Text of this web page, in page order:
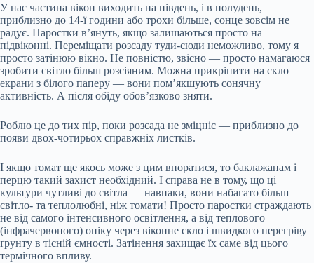
У нас частина вікон виходить на південь, і в полудень,
приблизно до 14-ї години або трохи більше, сонце зовсім не
радує. Паростки в’януть, якщо залишаються просто на
підвіконні. Переміщати розсаду туди-сюди неможливо, тому я
просто затінюю вікно. Не повністю, звісно — просто намагаюся
зробити світло більш розсіяним. Можна прикріпити на скло
екрани з білого паперу — вони пом’якшують сонячну
активність. А після обіду обов’язково зняти.
Роблю це до тих пір, поки розсада не зміцніє — приблизно до
появи двох-чотирьох справжніх листків.
І якщо томат ще якось може з цим впоратися, то баклажанам і
перцю такий захист необхідний. І справа не в тому, що ці
культури чутливі до світла — навпаки, вони набагато більш
світло- та теплолюбні, ніж томати! Просто паростки страждають
не від самого інтенсивного освітлення, а від теплового
(інфрачервоного) опіку через віконне скло і швидкого перегріву
ґрунту в тісній ємності. Затінення захищає їх саме від цього
термічного впливу.